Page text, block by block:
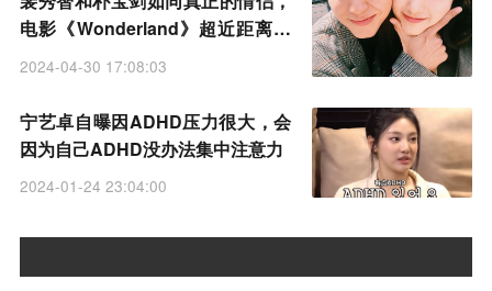
电影《Wonderland》超近距离男
女主亲密合照
2024-04-30 17:08:03
宁艺卓自曝因ADHD压力很大，会
因为自己ADHD没办法集中注意力
2024-01-24 23:04:00